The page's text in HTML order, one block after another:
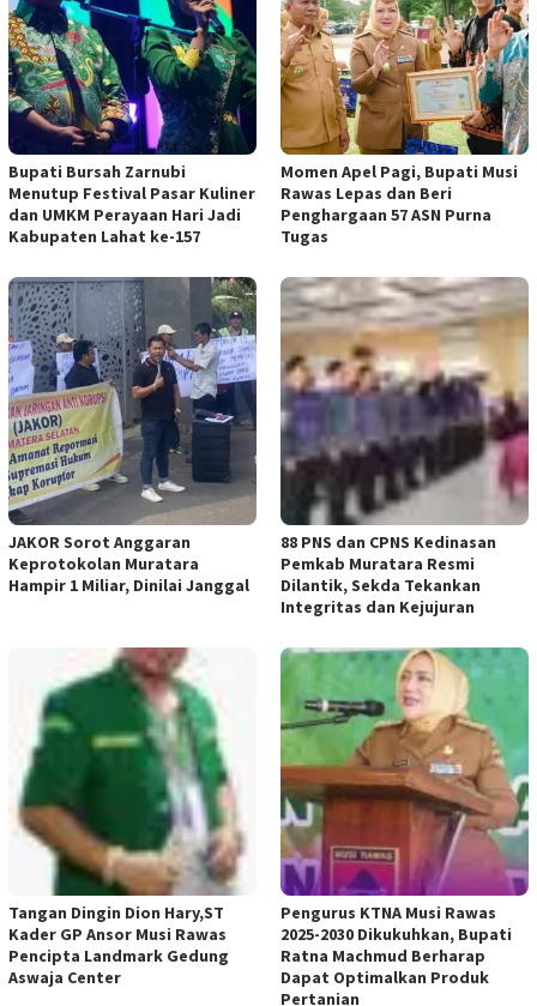
Bupati Bursah Zarnubi
Menutup Festival Pasar Kuliner
dan UMKM Perayaan Hari Jadi
Kabupaten Lahat ke-157
Momen Apel Pagi, Bupati Musi
Rawas Lepas dan Beri
Penghargaan 57 ASN Purna
Tugas
JAKOR Sorot Anggaran
Keprotokolan Muratara
Hampir 1 Miliar, Dinilai Janggal
88 PNS dan CPNS Kedinasan
Pemkab Muratara Resmi
Dilantik, Sekda Tekankan
Integritas dan Kejujuran
Tangan Dingin Dion Hary,ST
Kader GP Ansor Musi Rawas
Pencipta Landmark Gedung
Aswaja Center
Pengurus KTNA Musi Rawas
2025-2030 Dikukuhkan, Bupati
Ratna Machmud Berharap
Dapat Optimalkan Produk
Pertanian